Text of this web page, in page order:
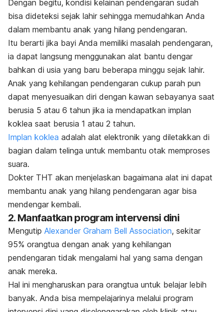
Dengan begitu, kondisi kelainan pendengaran sudah
bisa dideteksi sejak lahir sehingga memudahkan Anda
dalam membantu anak yang hilang pendengaran.
Itu berarti jika bayi Anda memiliki masalah pendengaran,
ia dapat langsung menggunakan alat bantu dengar
bahkan di usia yang baru beberapa minggu sejak lahir.
Anak yang kehilangan pendengaran cukup parah pun
dapat menyesuaikan diri dengan kawan sebayanya saat
berusia 5 atau 6 tahun jika ia mendapatkan implan
koklea saat berusia 1 atau 2 tahun.
Implan koklea adalah alat elektronik yang diletakkan di
bagian dalam telinga untuk membantu otak memproses
suara.
Dokter THT akan menjelaskan bagaimana alat ini dapat
membantu anak yang hilang pendengaran agar bisa
mendengar kembali.
2. Manfaatkan program intervensi dini
Mengutip Alexander Graham Bell Association, sekitar
95% orangtua dengan anak yang kehilangan
pendengaran tidak mengalami hal yang sama dengan
anak mereka.
Hal ini mengharuskan para orangtua untuk belajar lebih
banyak. Anda bisa mempelajarinya melalui program